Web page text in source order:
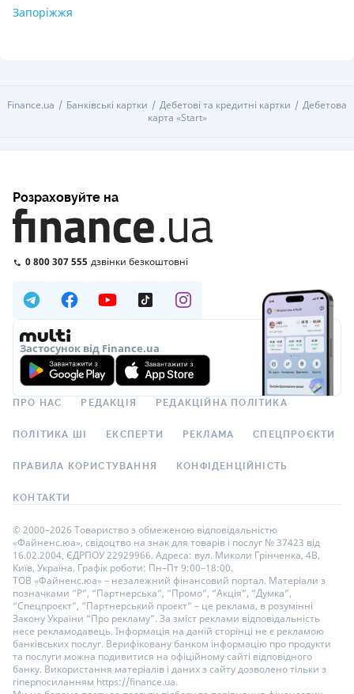
Запоріжжя
Finance.ua Банківські картки Дебетові та кредитні картки
Дебетова
карта «Start»
Розраховуйте на
0 800 307 555 дзвінки безкоштовні
Застосунок від Finance.ua
ПРО НАС РЕДАКЦІЯ РЕДАКЦІЙНА ПОЛІТИКА
ПОЛІТИКА ШІ ЕКСПЕРТИ РЕКЛАМА СПЕЦПРОЄКТИ
ПРАВИЛА КОРИСТУВАННЯ КОНФІДЕНЦІЙНІСТЬ
КОНТАКТИ
© 2000–2026 Товариство з обмеженою відповідальністю
«Файненс.юа», свідоцтво на знак для товарів і послуг № 37423 від
16.02.2004, ЄДРПОУ 22929966. Адреса: вул. Миколи Грінченка, 4В,
Київ, Україна. Графік роботи: Пн–Пт 9:00–18:00.
ТОВ «Файненс.юа» – незалежний фінансовий портал. Матеріали з
позначками “Р”, “Партнерська”, “Промо”, “Акція”, “Думка”,
“Спецпроєкт”, “Партнерський проєкт” – це реклама, в розумінні
Закону України “Про рекламу”. За зміст реклами відповідальність
несе рекламодавець. Інформація на даній сторінці не є рекламою
банківських послуг. Верифіковану банком інформацію про продукти
та послуги можна подивитися на офіційному сайті відповідного
банку. Використання матеріалів і даних з сайту дозволено тільки з
гіперпосиланням https://finance.ua.